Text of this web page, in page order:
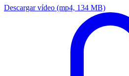
Descargar vídeo (mp4, 134 MB)